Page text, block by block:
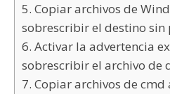
5. Copiar archivos de
sobrescribir el destino sin
6. Activar la advertencia
sobrescribir el archivo de
7. Copiar archivos de